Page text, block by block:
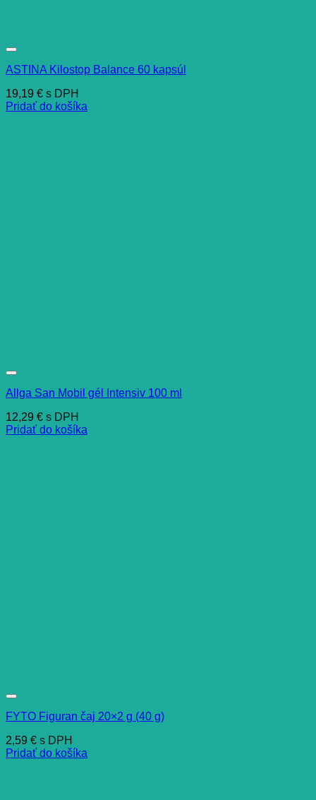
ASTINA Kilostop Balance 60 kapsúl
19,19 € s DPH
Pridať do košíka
Allga San Mobil gél Intensiv 100 ml
12,29 € s DPH
Pridať do košíka
FYTO Figuran čaj 20×2 g (40 g)
2,59 € s DPH
Pridať do košíka